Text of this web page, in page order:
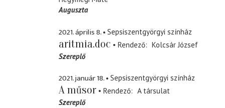
Auguszta
2021. április 8. Sepsiszentgyörgyi színház
aritmia.doc Rendező
Kolcsár József
Szereplő
2021. január 18. Sepsiszentgyörgyi színház
A műsor Rendező
A társulat
Szereplő